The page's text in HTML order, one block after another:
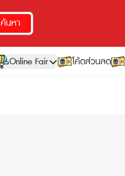
ค้นหา
Online Fair โค้ดส่วนลด